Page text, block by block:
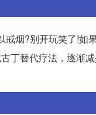
烟?别开玩笑了!如
丁替代疗法，逐渐